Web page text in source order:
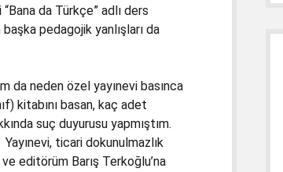
da Türkçe” adlı ders
pedagojik yanlışları da
da neden özel yayınevi basınca
kitabını basan, kaç adet
suç duyurusu yapmıştım.
ticari dokunulmazlık
editörüm Barış Terkoğlu’na